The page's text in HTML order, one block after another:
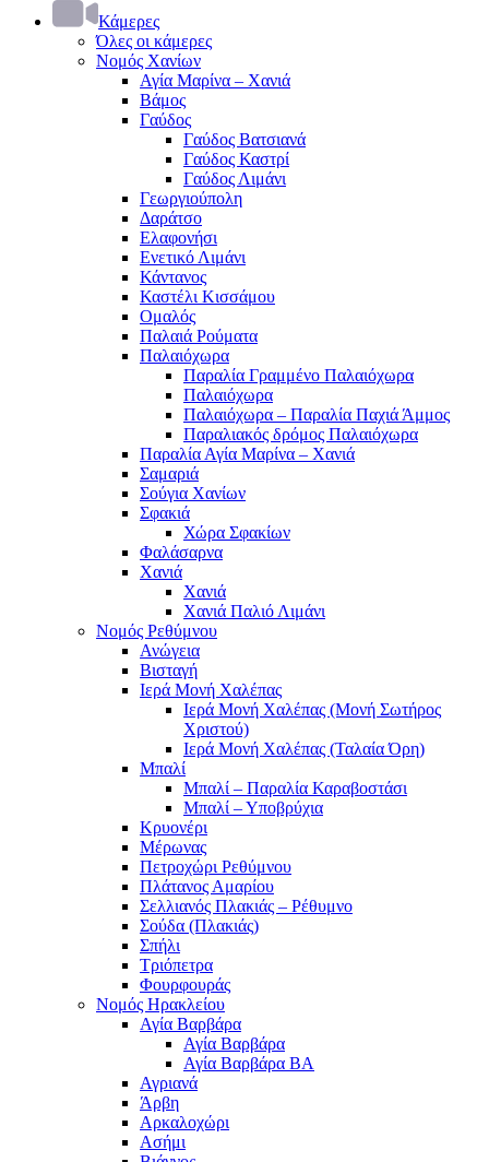
Κάμερες
Όλες οι κάμερες
Νομός Χανίων
Αγία Μαρίνα – Χανιά
Βάμος
Γαύδος
Γαύδος Βατσιανά
Γαύδος Καστρί
Γαύδος Λιμάνι
Γεωργιούπολη
Δαράτσο
Ελαφονήσι
Ενετικό Λιμάνι
Κάντανος
Καστέλι Κισσάμου
Ομαλός
Παλαιά Ρούματα
Παλαιόχωρα
Παραλία Γραμμένο Παλαιόχωρα
Παλαιόχωρα
Παλαιόχωρα – Παραλία Παχιά Άμμος
Παραλιακός δρόμος Παλαιόχωρα
Παραλία Αγία Μαρίνα – Χανιά
Σαμαριά
Σούγια Χανίων
Σφακιά
Χώρα Σφακίων
Φαλάσαρνα
Χανιά
Χανιά
Χανιά Παλιό Λιμάνι
Νομός Ρεθύμνου
Ανώγεια
Βισταγή
Ιερά Μονή Χαλέπας
Ιερά Μονή Χαλέπας (Μονή Σωτήρος
Χριστού)
Ιερά Μονή Χαλέπας (Ταλαία Όρη)
Μπαλί
Μπαλί – Παραλία Καραβοστάσι
Μπαλί – Υποβρύχια
Κρυονέρι
Μέρωνας
Πετροχώρι Ρεθύμνου
Πλάτανος Αμαρίου
Σελλιανός Πλακιάς – Ρέθυμνο
Σούδα (Πλακιάς)
Σπήλι
Τριόπετρα
Φουρφουράς
Νομός Ηρακλείου
Αγία Βαρβάρα
Αγία Βαρβάρα
Αγία Βαρβάρα ΒΑ
Αγριανά
Άρβη
Αρκαλοχώρι
Ασήμι